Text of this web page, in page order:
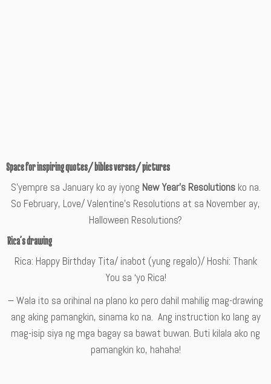
Space for inspiring quotes/ bibles verses/ pictures
S’yempre sa January ko ay iyong New Year’s Resolutionsko na.
So February, Love/ Valentine’s Resolutions at sa November ay,
Halloween Resolutions?
Rica’s drawing
Rica: Happy Birthday Tita/ inabot (yung regalo)/ Hoshi: Thank
You sa ‘yo Rica!
– Wala ito sa orihinal na plano ko pero dahil mahilig mag-drawing
ang aking pamangkin, sinama ko na. Ang instruction ko lang ay
mag-isip siya ng mga bagay sa bawat buwan. Buti kilala ako ng
pamangkin ko, hahaha!